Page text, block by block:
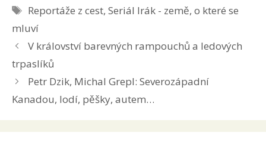
Štítky
Reportáže z cest,Seriál Irák - země, o které se
mluví
V království barevných rampouchů a ledových
trpaslíků
Petr Dzik, Michal Grepl: Severozápadní
Kanadou, lodí, pěšky, autem…